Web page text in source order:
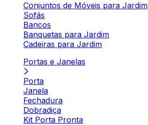
Conjuntos de Móveis para Jardim
Sofás
Bancos
Banquetas para Jardim
Cadeiras para Jardim
Portas e Janelas
Porta
Janela
Fechadura
Dobradiça
Kit Porta Pronta